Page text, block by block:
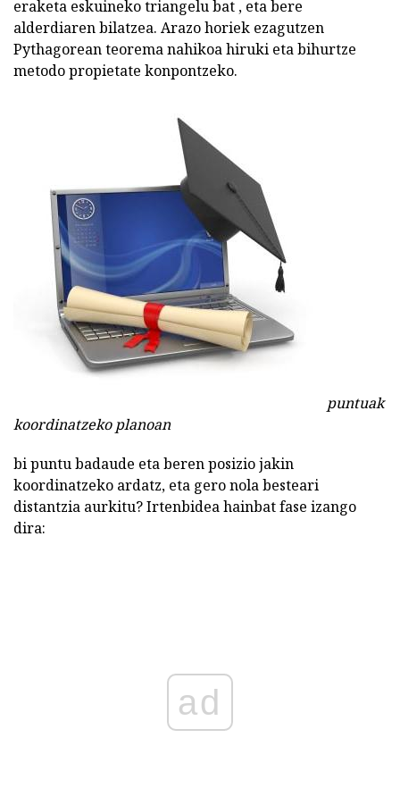
eraketa eskuineko triangelu bat , eta bere
alderdiaren bilatzea. Arazo horiek ezagutzen
Pythagorean teorema nahikoa hiruki eta bihurtze
metodo propietate konpontzeko.
puntuak
koordinatzeko planoan
bi puntu badaude eta beren posizio jakin
koordinatzeko ardatz, eta gero nola besteari
distantzia aurkitu? Irtenbidea hainbat fase izango
dira:
ad